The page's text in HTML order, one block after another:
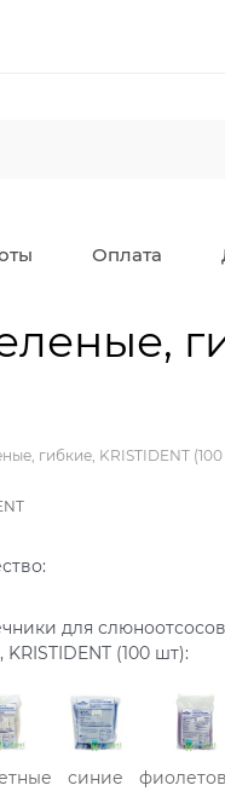
Оплата
гибкие, KRISTIDENT
для слюноотсосов
KRISTIDENT (100 шт):
синие